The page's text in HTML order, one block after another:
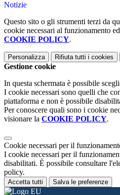
Notizie
Questo sito o gli strumenti terzi da
cookie necessari al funzionamento
COOKIE POLICY.
Personalizza Rifiuta tutti i cookies
Gestione cookie
In questa schermata è possibile
I cookie necessari sono quelli che
piattaforma e non è possibile
Per conoscere quali sono i cookie
visionare la COOKIE POLICY.
Cookie necessari per il
I cookie necessari per il
disabilitati. È possibile consultare
policy.
Accetta tutti Salva le preferenze